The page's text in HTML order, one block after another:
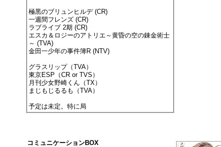
極黒のブリュンヒルデ (CR)
一週間フレンズ (CR)
ラブライブ 2期 (CR)
エスカ＆ロジーのアトリエ～黄昏の空の錬金術士
～ (TVA)
金田一少年の事件簿R (NTV)
グラスリップ（TVA）
東京ESP（CR or TVS）
月刊少女野崎くん（TX）
まじもじるるも（TVA）
予定は未定。特に局
コミュニケーションBOX